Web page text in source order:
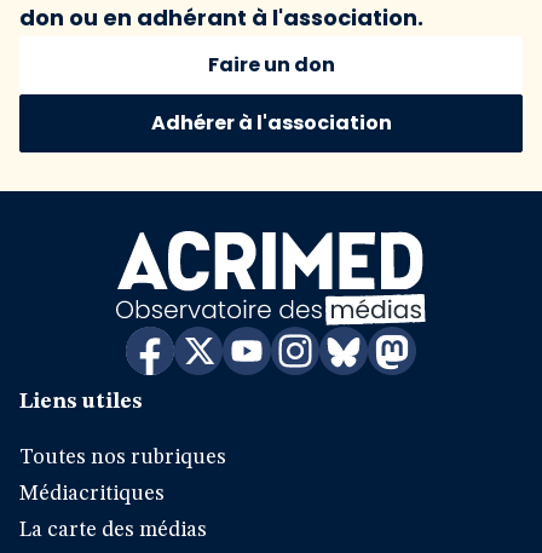
don ou en adhérant à l'association.
Faire un don
Adhérer à l'association
Liens utiles
Toutes nos rubriques
Médiacritiques
La carte des médias